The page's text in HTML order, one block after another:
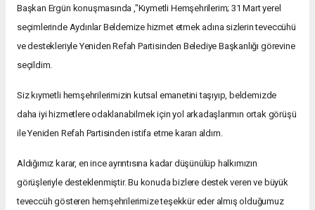
Başkan Ergün konuşmasında,"Kıymetli Hemşehrilerim; 31 Mart yerel
seçimlerinde Aydınlar Beldemize hizmet etmek adına sizlerin teveccühü
ve destekleriyle Yeniden Refah Partisinden Belediye Başkanlığı görevine
seçildim.
Siz kıymetli hemşehrilerimizin kutsal emanetini taşıyıp, beldemizde
daha iyi hizmetlere odaklanabilmek için yol arkadaşlarımın ortak görüşü
ile Yeniden Refah Partisinden istifa etme kararı aldım.
Aldığımız karar, en ince ayrıntısına kadar düşünülüp halkımızın
görüşleriyle desteklenmiştir. Bu konuda bizlere destek veren ve büyük
teveccüh gösteren hemşehrilerimize teşekkür eder almış olduğumuz